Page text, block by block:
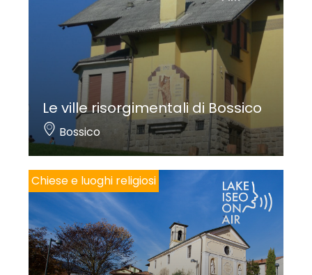
Le ville risorgimentali di Bossico
Bossico
Chiese e luoghi religiosi